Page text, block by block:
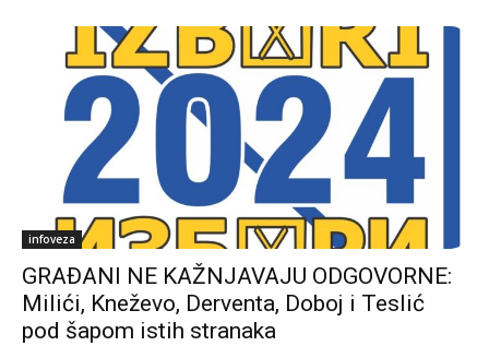
infoveza
GRAĐANI NE KAŽNJAVAJU ODGOVORNE:
Milići, Kneževo, Derventa, Doboj i Teslić
pod šapom istih stranaka